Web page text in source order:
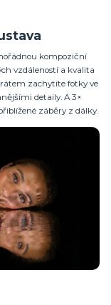
kompoziční
vzdáleností a kvalita
zachytíte fotky ve
detaily. A 3×
záběry z dálky.